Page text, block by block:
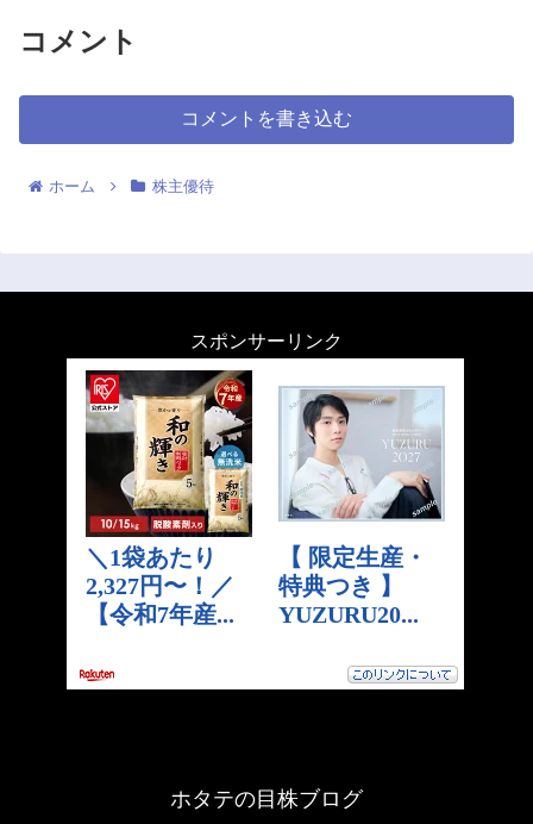
コメント
コメントを書き込む
ホーム 株主優待
スポンサーリンク
ホタテの目株ブログ